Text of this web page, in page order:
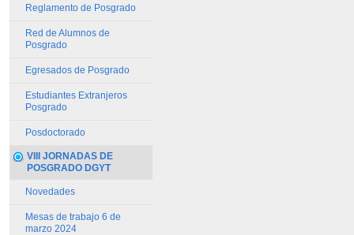
Reglamento de Posgrado
Red de Alumnos de
Posgrado
Egresados de Posgrado
Estudiantes Extranjeros
Posgrado
Posdoctorado
VIII JORNADAS DE
POSGRADO DGYT
Novedades
Mesas de trabajo 6 de
marzo 2024